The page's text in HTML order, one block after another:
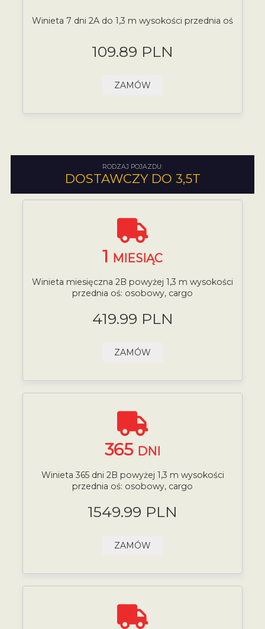
Winieta 7 dni 2A do 1,3 m wysokości przednia oś
109.89 PLN
ZAMÓW
RODZAJ POJAZDU:
DOSTAWCZY DO 3,5T
1 MIESIĄC
Winieta miesięczna 2B powyżej 1,3 m wysokości
przednia oś: osobowy, cargo
419.99 PLN
ZAMÓW
365 DNI
Winieta 365 dni 2B powyżej 1,3 m wysokości
przednia oś: osobowy, cargo
1549.99 PLN
ZAMÓW